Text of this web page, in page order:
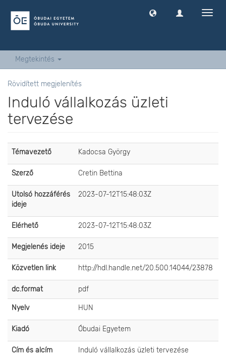
Megtekintés
Rövidített megjelenítés
Induló vállalkozás üzleti
tervezése
Témavezető Kadocsa György
Szerző Cretin Bettina
Utolsó hozzáférés
ideje
2023-07-12T15:48:03Z
Elérhető 2023-07-12T15:48:03Z
Megjelenés ideje 2015
Közvetlen link http://hdl.handle.net/20.500.14044/23878
dc.format pdf
Nyelv HUN
Kiadó Óbudai Egyetem
Cím és alcím Induló vállalkozás üzleti tervezése